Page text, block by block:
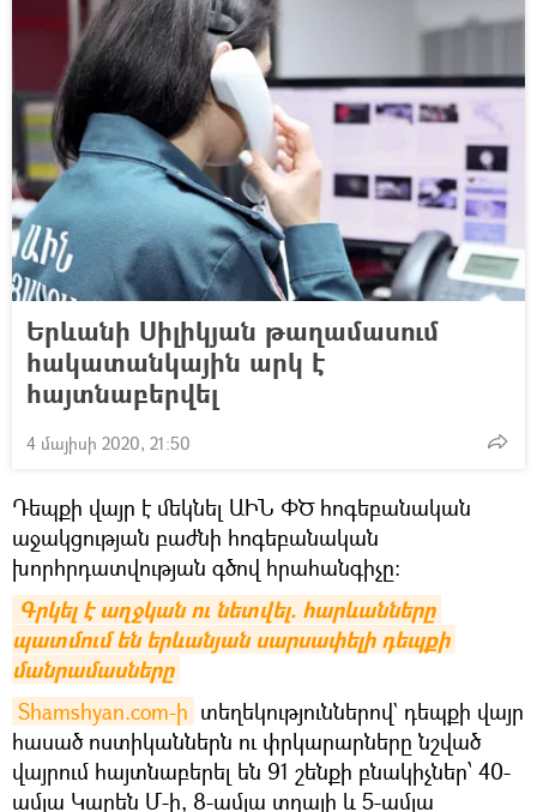
Երևանի Սիլիկյան թաղամասում
հակատանկային արկ է
հայտնաբերվել
4 մայիսի 2020, 21:50
Դեպքի վայր է մեկնել ԱԻՆ ՓԾ հոգեբանական
աջակցության բաժնի հոգեբանական
խորհրդատվության գծով հրահանգիչը:
Գրկել է աղջկան ու նետվել. հարևանները
պատմում են երևանյան սարսափելի դեպքի
մանրամասները
Shamshyan.com-ի տեղեկություններով` դեպքի վայր
հասած ոստիկաններն ու փրկարարները նշված
վայրում հայտնաբերել են 91 շենքի բնակիչներ՝ 40-
ամյա Կարեն Մ-ի, 8-ամյա տղայի և 5-ամյա